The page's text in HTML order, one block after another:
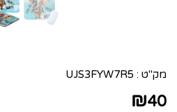
מק"ט : UJS3FYW7R5
₪40